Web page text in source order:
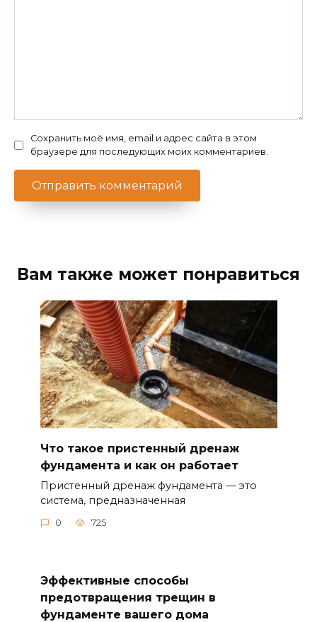
Сохранить моё имя, email и адрес сайта в этом
браузере для последующих моих комментариев.
Вам также может понравиться
Что такое пристенный дренаж
фундамента и как он работает
Пристенный дренаж фундамента — это
система, предназначенная
0 725
Эффективные способы
предотвращения трещин в
фундаменте вашего дома